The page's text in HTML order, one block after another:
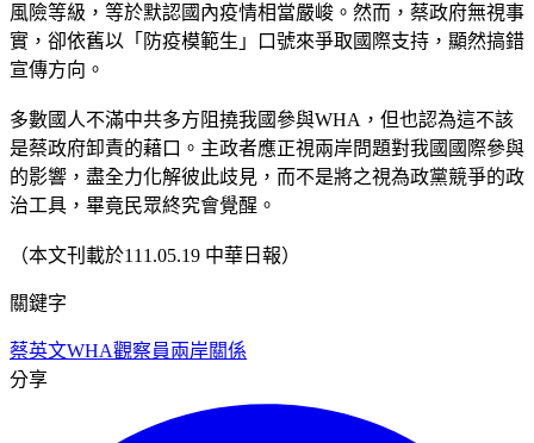
風險等級，等於默認國內疫情相當嚴峻。然而，蔡政府無視事
實，卻依舊以「防疫模範生」口號來爭取國際支持，顯然搞錯
宣傳方向。
多數國人不滿中共多方阻撓我國參與WHA，但也認為這不該
是蔡政府卸責的藉口。主政者應正視兩岸問題對我國國際參與
的影響，盡全力化解彼此歧見，而不是將之視為政黨競爭的政
治工具，畢竟民眾終究會覺醒。
（本文刊載於111.05.19 中華日報）
關鍵字
蔡英文WHA觀察員兩岸關係
分享